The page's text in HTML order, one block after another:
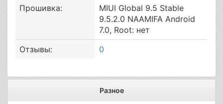
Прошивка:
MIUI Global 9.5 Stable
9.5.2.0 NAAMIFA Android
7.0, Root: нет
Отзывы:
0
Разное